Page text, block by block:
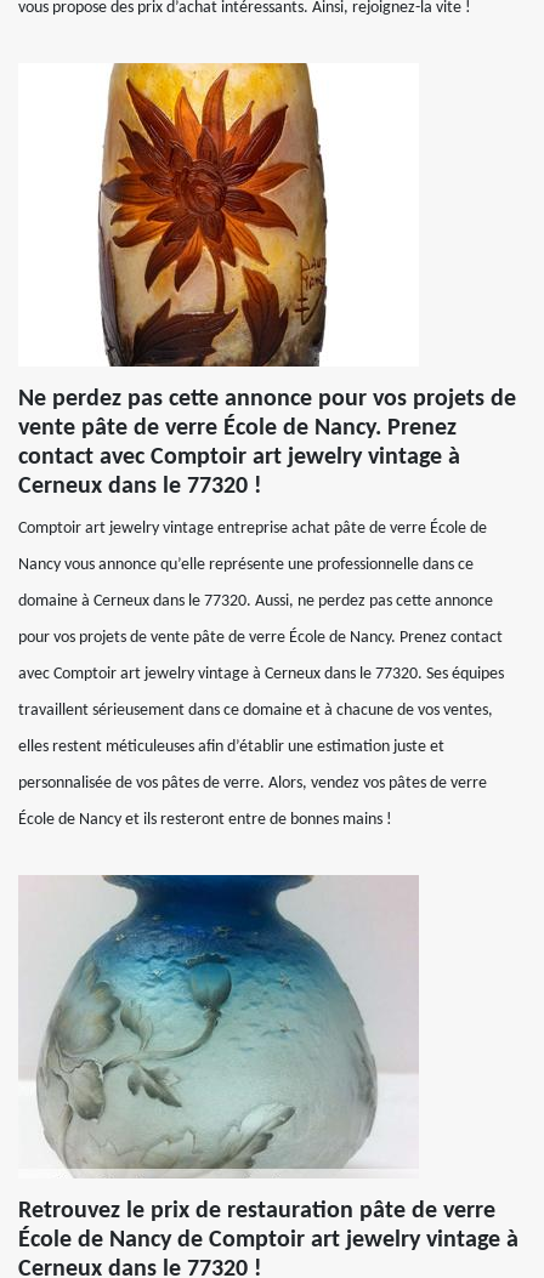
vous propose des prix d’achat intéressants. Ainsi, rejoignez-la vite !
Ne perdez pas cette annonce pour vos projets de
vente pâte de verre École de Nancy. Prenez
contact avec Comptoir art jewelry vintage à
Cerneux dans le 77320 !
Comptoir art jewelry vintage entreprise achat pâte de verre École de
Nancy vous annonce qu’elle représente une professionnelle dans ce
domaine à Cerneux dans le 77320. Aussi, ne perdez pas cette annonce
pour vos projets de vente pâte de verre École de Nancy. Prenez contact
avec Comptoir art jewelry vintage à Cerneux dans le 77320. Ses équipes
travaillent sérieusement dans ce domaine et à chacune de vos ventes,
elles restent méticuleuses afin d’établir une estimation juste et
personnalisée de vos pâtes de verre. Alors, vendez vos pâtes de verre
École de Nancy et ils resteront entre de bonnes mains !
Retrouvez le prix de restauration pâte de verre
École de Nancy de Comptoir art jewelry vintage à
Cerneux dans le 77320 !